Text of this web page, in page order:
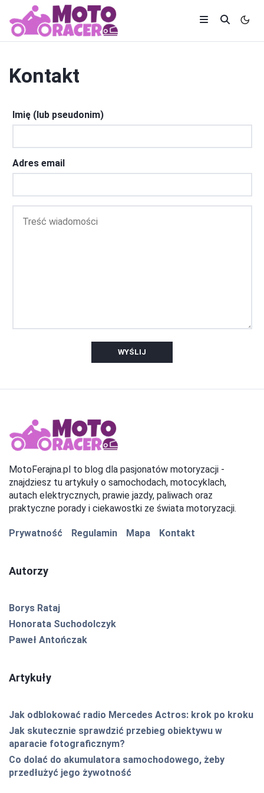
Kontakt
Imię (lub pseudonim)
Adres email
wiadomości
WYŚLIJ
MotoFerajna.pl to blog dla pasjonatów motoryzacji -
znajdziesz tu artykuły o samochodach, motocyklach,
autach elektrycznych, prawie jazdy, paliwach oraz
praktyczne porady i ciekawostki ze świata motoryzacji.
Prywatność Regulamin Mapa Kontakt
Autorzy
Borys Rataj
Honorata Suchodolczyk
Paweł Antończak
Artykuły
Jak odblokować radio Mercedes Actros: krok po kroku
Jak skutecznie sprawdzić przebieg obiektywu w
aparacie fotograficznym?
Co dolać do akumulatora samochodowego, żeby
przedłużyć jego żywotność